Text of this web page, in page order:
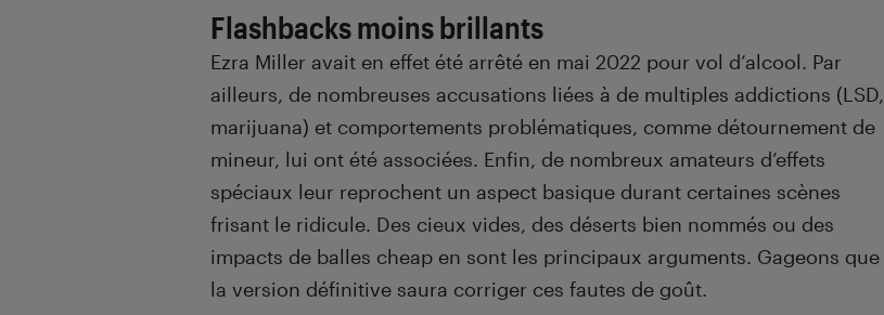
Flashbacks moins brillants
Ezra Miller avait en effet été arrêté en mai 2022 pour vol d’alcool. Par
ailleurs, de nombreuses accusations liées à de multiples addictions (LSD,
marijuana) et comportements problématiques, comme détournement de
mineur, lui ont été associées. Enfin, de nombreux amateurs d’effets
spéciaux leur reprochent un aspect basique durant certaines scènes
frisant le ridicule. Des cieux vides, des déserts bien nommés ou des
impacts de balles cheap en sont les principaux arguments. Gageons que
la version définitive saura corriger ces fautes de goût.